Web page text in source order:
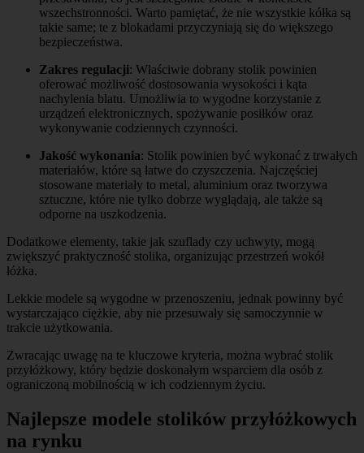
wszechstronności. Warto pamiętać, że nie wszystkie kółka są
takie same; te z blokadami przyczyniają się do większego
bezpieczeństwa.
Zakres regulacji: Właściwie dobrany stolik powinien
oferować możliwość dostosowania wysokości i kąta
nachylenia blatu. Umożliwia to wygodne korzystanie z
urządzeń elektronicznych, spożywanie posiłków oraz
wykonywanie codziennych czynności.
Jakość wykonania: Stolik powinien być wykonać z trwałych
materiałów, które są łatwe do czyszczenia. Najczęściej
stosowane materiały to metal, aluminium oraz tworzywa
sztuczne, które nie tylko dobrze wyglądają, ale także są
odporne na uszkodzenia.
Dodatkowe elementy, takie jak szuflady czy uchwyty, mogą
zwiększyć praktyczność stolika, organizując przestrzeń wokół
łóżka.
Lekkie modele są wygodne w przenoszeniu, jednak powinny być
wystarczająco ciężkie, aby nie przesuwały się samoczynnie w
trakcie użytkowania.
Zwracając uwagę na te kluczowe kryteria, można wybrać stolik
przyłóżkowy, który będzie doskonałym wsparciem dla osób z
ograniczoną mobilnością w ich codziennym życiu.
Najlepsze modele stolików przyłóżkowych
na rynku